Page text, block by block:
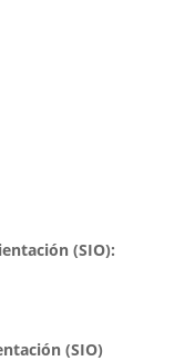
(SIO):
(SIO)